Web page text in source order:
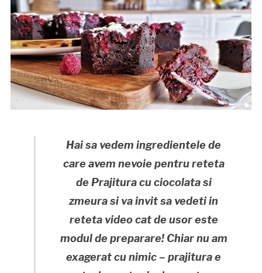
Hai sa vedem ingredientele de
care avem nevoie pentru reteta
de Prajitura cu ciocolata si
zmeura si va invit sa vedeti in
reteta video cat de usor este
modul de preparare! Chiar nu am
exagerat cu nimic – prajitura e